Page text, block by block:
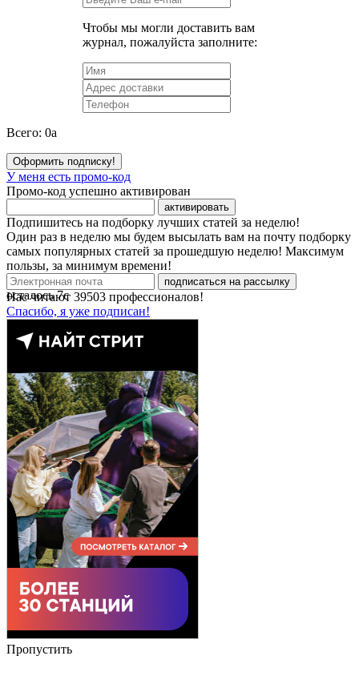
Чтобы мы могли доставить вам
журнал, пожалуйста заполните:
Всего: 0a
Оформить подписку!
У меня есть промо-код
Промо-код успешно активирован
активировать
Подпишитесь на подборку лучших статей за неделю!
Один раз в неделю мы будем высылать вам на почту подборку
самых популярных статей за прошедшую неделю! Максимум
пользы, за минимум времени!
подписаться на рассылку
Нас читают 39503 профессионалов!
Спасибо, я уже подписан!
осталось7с
Пропустить